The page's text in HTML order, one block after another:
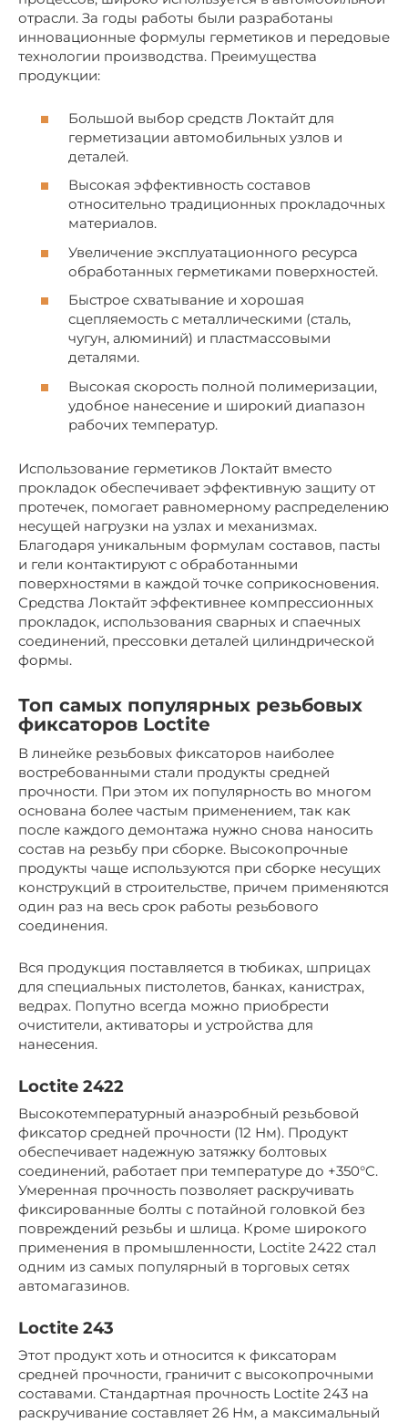
отрасли. За годы работы были разработаны
инновационные формулы герметиков и передовые
технологии производства. Преимущества
продукции:
Большой выбор средств Локтайт для
герметизации автомобильных узлов и
деталей.
Высокая эффективность составов
относительно традиционных прокладочных
материалов.
Увеличение эксплуатационного ресурса
обработанных герметиками поверхностей.
Быстрое схватывание и хорошая
сцепляемость с металлическими (сталь,
чугун, алюминий) и пластмассовыми
деталями.
Высокая скорость полной полимеризации,
удобное нанесение и широкий диапазон
рабочих температур.
Использование герметиков Локтайт вместо
прокладок обеспечивает эффективную защиту от
протечек, помогает равномерному распределению
несущей нагрузки на узлах и механизмах.
Благодаря уникальным формулам составов, пасты
и гели контактируют с обработанными
поверхностями в каждой точке соприкосновения.
Средства Локтайт эффективнее компрессионных
прокладок, использования сварных и спаечных
соединений, прессовки деталей цилиндрической
формы.
Топ самых популярных резьбовых
фиксаторов Loctite
В линейке резьбовых фиксаторов наиболее
востребованными стали продукты средней
прочности. При этом их популярность во многом
основана более частым применением, так как
после каждого демонтажа нужно снова наносить
состав на резьбу при сборке. Высокопрочные
продукты чаще используются при сборке несущих
конструкций в строительстве, причем применяются
один раз на весь срок работы резьбового
соединения.
Вся продукция поставляется в тюбиках, шприцах
для специальных пистолетов, банках, канистрах,
ведрах. Попутно всегда можно приобрести
очистители, активаторы и устройства для
нанесения.
Loctite 2422
Высокотемпературный анаэробный резьбовой
фиксатор средней прочности (12 Нм). Продукт
обеспечивает надежную затяжку болтовых
соединений, работает при температуре до +350°C.
Умеренная прочность позволяет раскручивать
фиксированные болты с потайной головкой без
повреждений резьбы и шлица. Кроме широкого
применения в промышленности, Loctite 2422 стал
одним из самых популярный в торговых сетях
автомагазинов.
Loctite 243
Этот продукт хоть и относится к фиксаторам
средней прочности, граничит с высокопрочными
составами. Стандартная прочность Loctite 243 на
раскручивание составляет 26 Нм, а максимальный